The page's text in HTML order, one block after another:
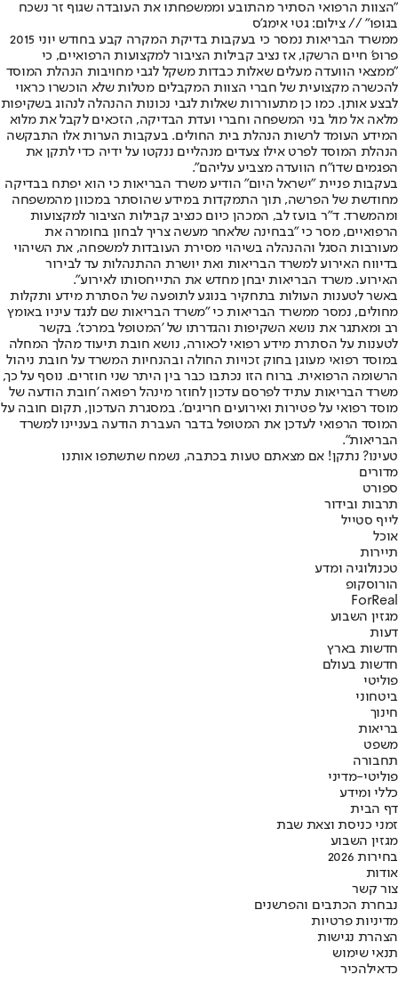
"הצוות הרפואי הסתיר מהתובע וממשפחתו את העובדה שגוף זר נשכח
בגופו" // צילום: גטי אימג'ס
ממשרד הבריאות נמסר כי בעקבות בדיקת המקרה קבע בחודש יוני 2015
פרופ' חיים הרשקו, אז נציב קבילות הציבור למקצועות הרפואיים, כי
"ממצאי הוועדה מעלים שאלות כבדות משקל לגבי מחויבות הנהלת המוסד
להכשרה מקצועית של חברי הצוות המקבלים מטלות שלא הוכשרו כראוי
לבצע אותן. כמו כן מתעוררות שאלות לגבי נכונות ההנהלה לנהוג בשקיפות
מלאה אל מול בני המשפחה וחברי ועדת הבדיקה, הזכאים לקבל את מלוא
המידע העומד לרשות הנהלת בית החולים. בעקבות הערות אלו התבקשה
הנהלת המוסד לפרט אילו צעדים מנהליים ננקטו על ידיה כדי לתקן את
הפגמים שדו"ח הוועדה מצביע עליהם".
בעקבות פניית "ישראל היום" הודיע משרד הבריאות כי הוא יפתח בבדיקה
מחודשת של הפרשה, תוך התמקדות במידע שהוסתר במכוון מהמשפחה
ומהמשרד. ד"ר בועז לב, המכהן כיום כנציב קבילות הציבור למקצועות
הרפואיים, מסר כי "בבחינה שלאחר מעשה צריך לבחון בחומרה את
מעורבות הסגל וההנהלה בשיהוי מסירת העובדות למשפחה, את השיהוי
בדיווח האירוע למשרד הבריאות ואת יושרת ההתנהלות עד לבירור
האירוע. משרד הבריאות יבחן מחדש את התייחסותו לאירוע".
באשר לטענות העולות בתחקיר בנוגע לתופעה של הסתרת מידע ותקלות
מחולים, נמסר ממשרד הבריאות כי "משרד הבריאות שם לנגד עיניו באומץ
רב ומאתגר את נושא השקיפות והגדרתו של 'המטופל במרכז'. בקשר
לטענות על הסתרת מידע רפואי לכאורה, נושא חובת תיעוד מהלך המחלה
במוסד רפואי מעוגן בחוק זכויות החולה ובהנחיות המשרד על חובת ניהול
הרשומה הרפואית. ברוח הזו נכתבו כבר בין היתר שני חוזרים. נוסף על כך,
משרד הבריאות עתיד לפרסם עדכון לחוזר מינהל רפואה 'חובת הודעה של
מוסד רפואי על פטירות ואירועים חריגים'. במסגרת העדכון, תקום חובה על
המוסד הרפואי לעדכן את המטופל בדבר העברת הודעה בעניינו למשרד
הבריאות".
טעינו? נתקן! אם מצאתם טעות בכתבה, נשמח שתשתפו אותנו
מדורים
ספורט
תרבות ובידור
לייף סטייל
אוכל
תיירות
טכנולוגיה ומדע
הורוסקופ
ForReal
מגזין השבוע
דעות
חדשות בארץ
חדשות בעולם
פוליטי
ביטחוני
חינוך
בריאות
משפט
תחבורה
פוליטי-מדיני
כללי ומידע
דף הבית
זמני כניסת וצאת שבת
מגזין השבוע
בחירות 2026
אודות
צור קשר
נבחרת הכתבים והפרשנים
מדיניות פרטיות
הצהרת נגישות
תנאי שימוש
כדאילהכיר